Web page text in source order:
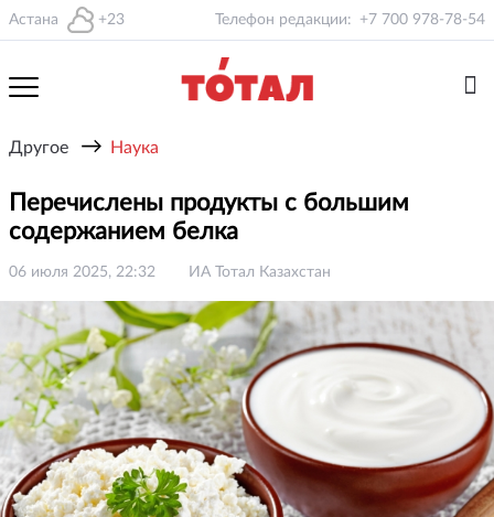
Астана +23 Телефон редакции: +7 700 978-78-54
Другое → Наука
Перечислены продукты с большим
содержанием белка
06 июля 2025, 22:32 ИА Тотал Казахстан